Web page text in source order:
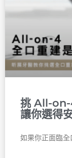
挑 All-on-
讓你選得
如果你正面臨